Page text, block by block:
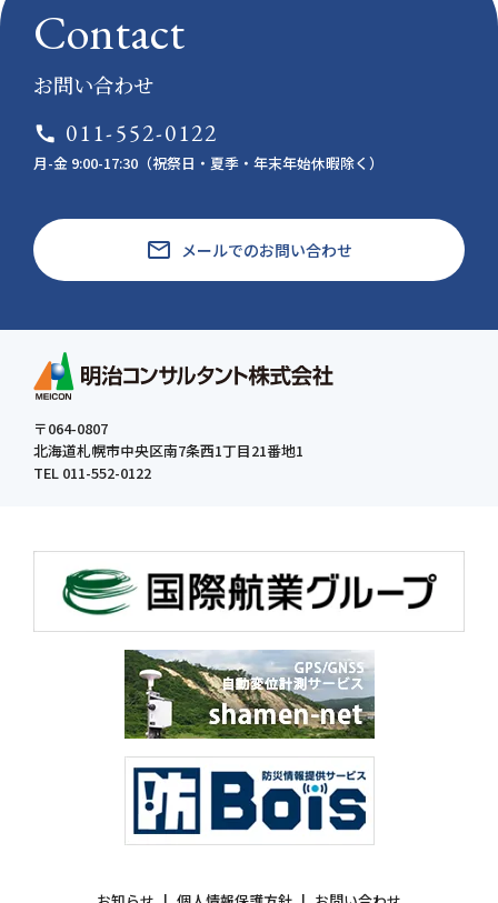
Contact
お問い合わせ
call 011-552-0122
月-金 9:00-17:30（祝祭日・夏季・年末年始休暇除く）
email メールでのお問い合わせ
〒064-0807
北海道札幌市中央区南7条西1丁目21番地1
TEL 011-552-0122